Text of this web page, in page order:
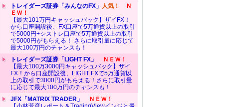
トレイダーズ証券「みんなのFX」 人気！
Ｎ
ＥＷ！
【最大101万円キャッシュバック】ザイFX！
から口座開設後、FX口座で5万通貨以上の取引
で5000円+シストレ口座で5万通貨以上の取引
で5000円がもらえる！ さらに取引量に応じて
最大100万円のチャンスも！
トレイダーズ証券「LIGHT FX」
ＮＥＷ！
【最大100万3000円キャッシュバック】ザイ
FX！から口座開設後、LIGHT FXで5万通貨以
上の取引で3000円がもらえる！さらに取引量
に応じて最大100万円のチャンスも！
JFX「MATRIX TRADER」
ＮＥＷ！